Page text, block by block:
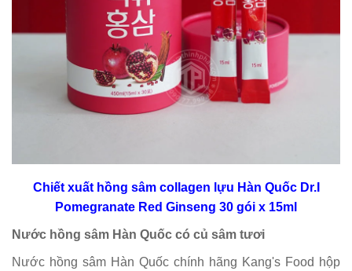
Chiết xuất hồng sâm collagen lựu Hàn Quốc Dr.I
Pomegranate Red Ginseng 30 gói x 15ml
Nước hồng sâm Hàn Quốc có củ sâm tươi
Nước hồng sâm Hàn Quốc chính hãng Kang's Food hộp